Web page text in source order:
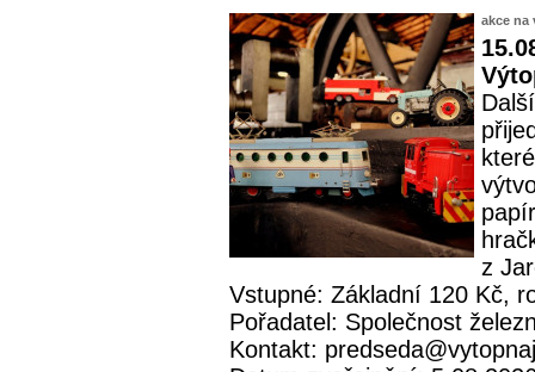
akce na
z
Vstupné: Základní 120 Kč,
Pořadatel: Společnost
Kontakt: